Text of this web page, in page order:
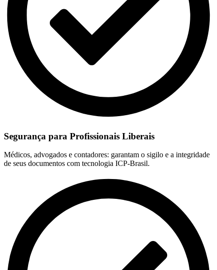
Segurança para Profissionais Liberais
Médicos, advogados e contadores: garantam o sigilo e a integridade
de seus documentos com tecnologia ICP-Brasil.